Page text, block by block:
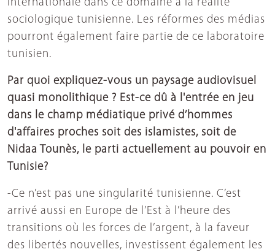
internationale dans ce domaine à la réalité
sociologique tunisienne. Les réformes des médias
pourront également faire partie de ce laboratoire
tunisien.
Par quoi expliquez-vous un paysage audiovisuel
quasi monolithique ? Est-ce dû à l'entrée en jeu
dans le champ médiatique privé d’hommes
d'affaires proches soit des islamistes, soit de
Nidaa Tounès, le parti actuellement au pouvoir en
Tunisie?
-Ce n’est pas une singularité tunisienne. C’est
arrivé aussi en Europe de l’Est à l’heure des
transitions où les forces de l’argent, à la faveur
des libertés nouvelles, investissent également les